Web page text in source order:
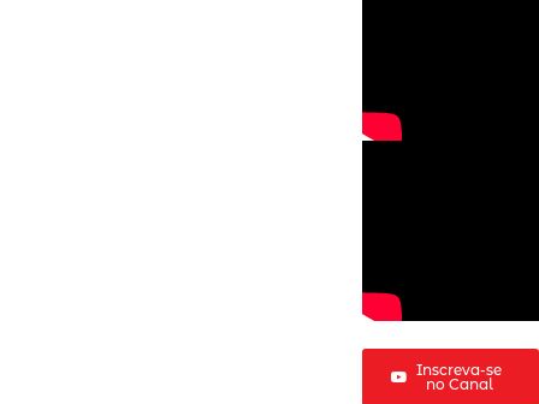
Inscreva-se
no Canal